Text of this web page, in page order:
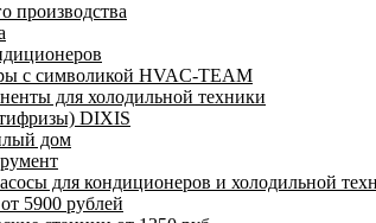
производства
с символикой HVAC-TEAM
для холодильной техники
DIXIS
дом
для кондиционеров и холодильной
5900 рублей